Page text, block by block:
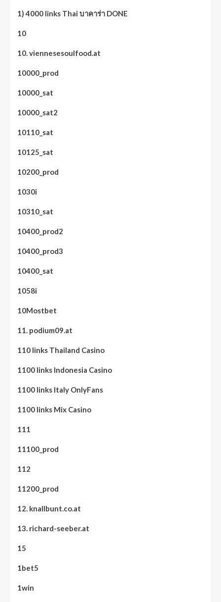
1) 4000 links Thai บาคาร่า DONE
10
10. viennesesoulfood.at
10000_prod
10000_sat
10000_sat2
10110_sat
10125_sat
10200_prod
1030i
10310_sat
10400_prod2
10400_prod3
10400_sat
1058i
10Mostbet
11. podium09.at
110 links Thailand Casino
1100 links Indonesia Casino
1100 links Italy OnlyFans
1100 links Mix Casino
111
11100_prod
112
11200_prod
12. knallbunt.co.at
13. richard-seeber.at
15
1bet5
1win